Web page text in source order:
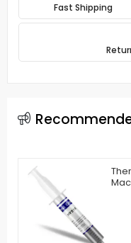
Fast Shipping